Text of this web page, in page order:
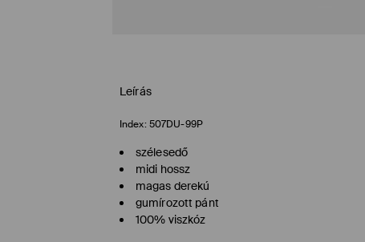
Leírás
Index: 507DU-99P
szélesedő
midi hossz
magas derekú
gumírozott pánt
100% viszkóz